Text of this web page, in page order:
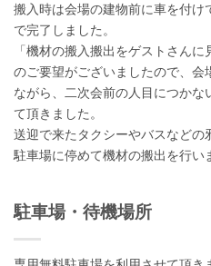
搬入時は会場の建物前に車を付
で完了しました。
「機材の搬入搬出をゲストさん
のご要望がございましたので、会
ながら、二次会前の人目につか
て頂きました。
送迎で来たタクシーやバスなどの
駐車場に停めて機材の搬出を行い
駐車場・待機場所